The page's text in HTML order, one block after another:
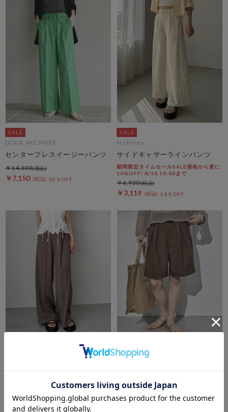
DOUX ARCHIVES
センタープレスイージーパンツ
￥7,150 50％OFF
￥14,300
archives
サイドギャザーラインパンツ
期間限定タイムセールSALE価格から更に
10%OFF! 8/10 10:00まで
￥3,119 54％OFF
￥6,930
10%OFF! 8/10 10:00まで
￥4,366 36％OFF
￥6,930
DOUX ARCHIVES
￥6,985
￥13,970